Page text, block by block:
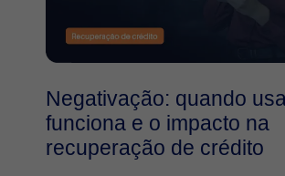
Negativação: quando
funciona e o impacto na
recuperação de crédito